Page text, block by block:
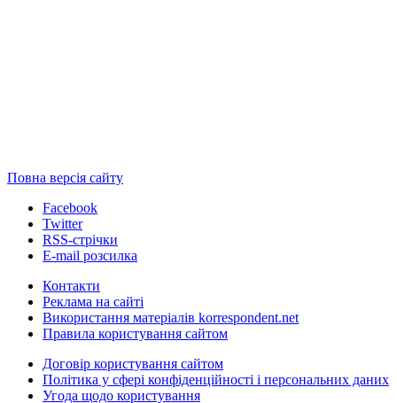
Повна версія сайту
Facebook
Twitter
RSS-стрічки
E-mail розсилка
Контакти
Реклама на сайті
Використання матеріалів korrespondent.net
Правила користування сайтом
Договір користування сайтом
Політика у сфері конфіденційності і персональних даних
Угода щодо користування